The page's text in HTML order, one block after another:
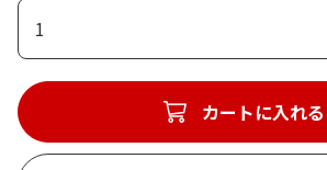
1
カートに入れる